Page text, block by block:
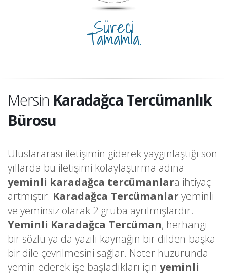
Süreci
Tamamla.
Mersin Karadağca Tercümanlık
Bürosu
Uluslararası iletişimin giderek yaygınlaştığı son
yıllarda bu iletişimi kolaylaştırma adına
yeminli karadağca tercümanlara ihtiyaç
artmıştır. Karadağca Tercümanlar yeminli
ve yeminsiz olarak 2 gruba ayrılmışlardır.
Yeminli Karadağca Tercüman, herhangi
bir sözlü ya da yazılı kaynağın bir dilden başka
bir dile çevrilmesini sağlar. Noter huzurunda
yemin ederek işe başladıkları için yeminli